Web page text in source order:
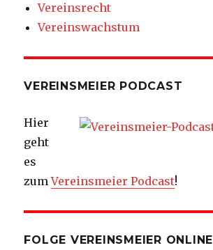
Vereinsrecht
Vereinswachstum
VEREINSMEIER PODCAST
Hier
geht
es
zumVereinsmeier Podcast!
FOLGE VEREINSMEIER ONLINE